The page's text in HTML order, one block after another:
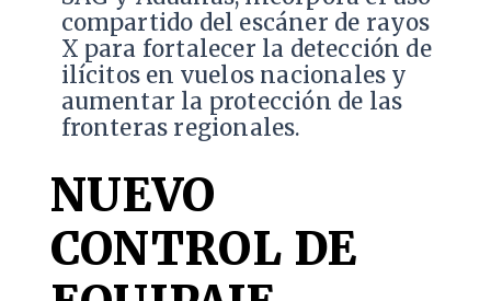
compartido del escáner de rayos
X para fortalecer la detección de
ilícitos en vuelos nacionales y
aumentar la protección de las
fronteras regionales.
NUEVO
CONTROL DE